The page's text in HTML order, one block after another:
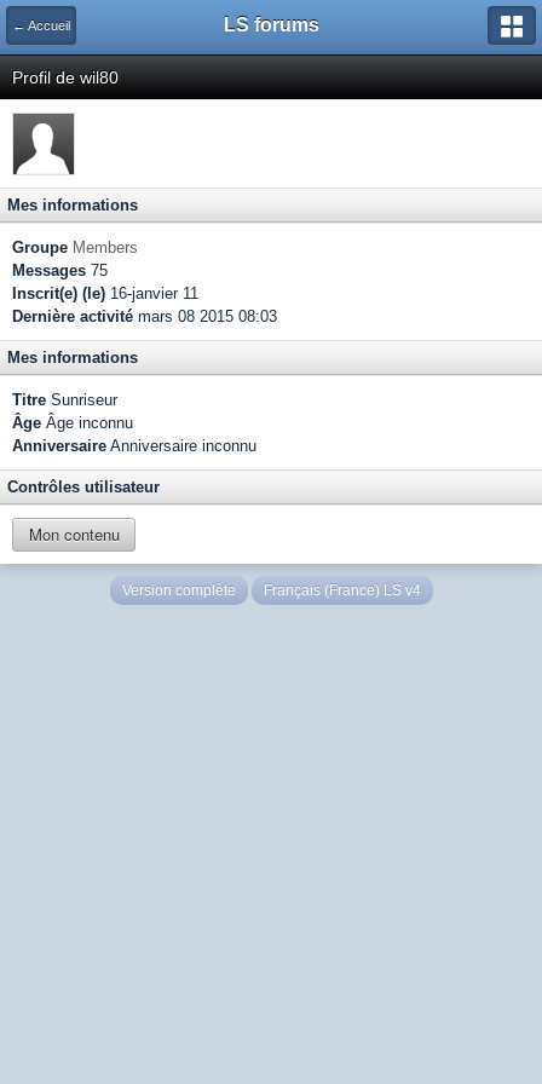
← Accueil LS forums
Profil de wil80
Mes informations
Groupe Members
Messages 75
Inscrit(e) (le) 16-janvier 11
Dernière activité mars 08 2015 08:03
Mes informations
Titre Sunriseur
Âge Âge inconnu
Anniversaire Anniversaire inconnu
Contrôles utilisateur
Mon contenu
Version complète Français (France) LS v4